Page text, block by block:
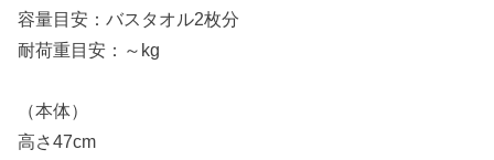
容量目安：バスタオル2枚分
耐荷重目安：～kg
（本体）
高さ47cm